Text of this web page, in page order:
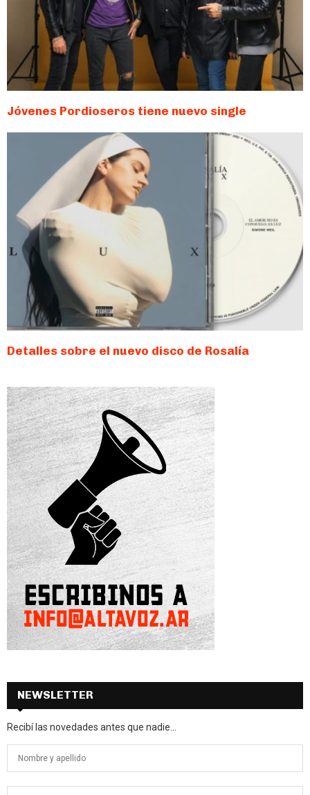
Jóvenes Pordioseros tiene nuevo single
Detalles sobre el nuevo disco de Rosalía
NEWSLETTER
Recibí las novedades antes que nadie...